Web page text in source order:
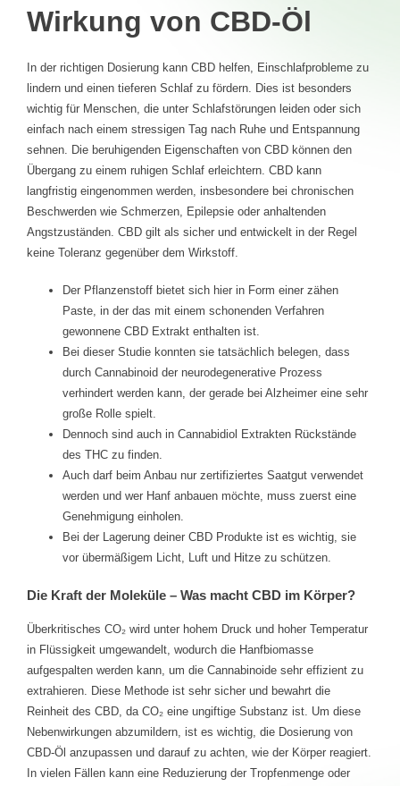
Wirkung von CBD-Öl
In der richtigen Dosierung kann CBD helfen, Einschlafprobleme zu
lindern und einen tieferen Schlaf zu fördern. Dies ist besonders
wichtig für Menschen, die unter Schlafstörungen leiden oder sich
einfach nach einem stressigen Tag nach Ruhe und Entspannung
sehnen. Die beruhigenden Eigenschaften von CBD können den
Übergang zu einem ruhigen Schlaf erleichtern. CBD kann
langfristig eingenommen werden, insbesondere bei chronischen
Beschwerden wie Schmerzen, Epilepsie oder anhaltenden
Angstzuständen. CBD gilt als sicher und entwickelt in der Regel
keine Toleranz gegenüber dem Wirkstoff.
Der Pflanzenstoff bietet sich hier in Form einer zähen
Paste, in der das mit einem schonenden Verfahren
gewonnene CBD Extrakt enthalten ist.
Bei dieser Studie konnten sie tatsächlich belegen, dass
durch Cannabinoid der neurodegenerative Prozess
verhindert werden kann, der gerade bei Alzheimer eine sehr
große Rolle spielt.
Dennoch sind auch in Cannabidiol Extrakten Rückstände
des THC zu finden.
Auch darf beim Anbau nur zertifiziertes Saatgut verwendet
werden und wer Hanf anbauen möchte, muss zuerst eine
Genehmigung einholen.
Bei der Lagerung deiner CBD Produkte ist es wichtig, sie
vor übermäßigem Licht, Luft und Hitze zu schützen.
Die Kraft der Moleküle – Was macht CBD im Körper?
Überkritisches CO₂ wird unter hohem Druck und hoher Temperatur
in Flüssigkeit umgewandelt, wodurch die Hanfbiomasse
aufgespalten werden kann, um die Cannabinoide sehr effizient zu
extrahieren. Diese Methode ist sehr sicher und bewahrt die
Reinheit des CBD, da CO₂ eine ungiftige Substanz ist. Um diese
Nebenwirkungen abzumildern, ist es wichtig, die Dosierung von
CBD-Öl anzupassen und darauf zu achten, wie der Körper reagiert.
In vielen Fällen kann eine Reduzierung der Tropfenmenge oder